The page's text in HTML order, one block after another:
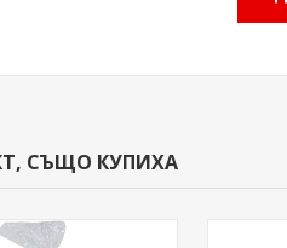
СЪЩО КУПИХА